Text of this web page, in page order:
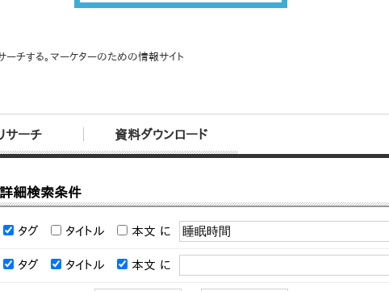
ーチする。マーケターのための情報サイト
サーチ 資料ダウンロード
詳細検索条件
タグ タイトル 本文 に
タグ タイトル 本文 に